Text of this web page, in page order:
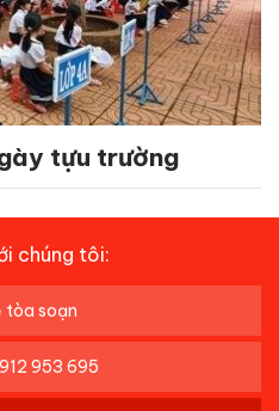
tựu trường
chúng tôi:
tòa soạn
953 695